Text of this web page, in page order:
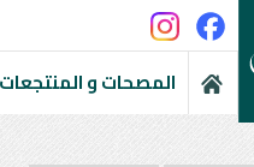
المصحات و